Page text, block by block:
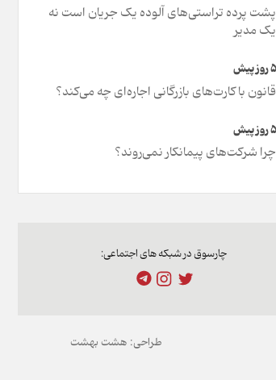
پشت پرده تراستی‌های آلوده یک جریان است نه
یک مدیر
قانون با کارت‌های بازرگانی اجاره‌ای چه می‌کند؟
چرا شرکت‌های پیمانکار نمی‌روند؟
چارسوق در شبکه های اجتماعی:
طراحی: هشت بهشت